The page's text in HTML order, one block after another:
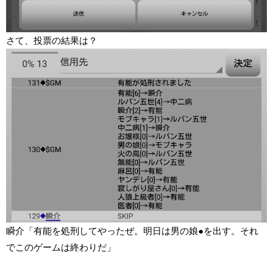
さて、投票の結果は？
瞬介「有能を処刑してやったぜ。明日は男の娘●を出す。それ
でこのゲームは終わりだ」